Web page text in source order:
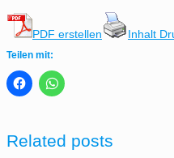
PDF erstellen Inhalt
Teilen mit:
Related posts